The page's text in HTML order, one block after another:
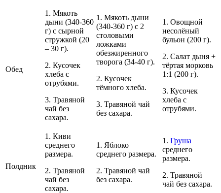
Обед
1. Мякоть
дыни (340-360
г) с сырной
стружкой (20
– 30 г).
2. Кусочек
хлеба с
отрубями.
3. Травяной
чай без
сахара.
1. Мякоть дыни
(340-360 г) с 2
столовыми
ложками
обезжиренного
творога (34-40 г).
2. Кусочек
тёмного хлеба.
3. Травяной чай
без сахара.
1. Овощной
несолёный
бульон (200 г).
2. Салат дыня +
тёртая морковь
1:1 (200 г).
3. Кусочек
хлеба с
отрубями.
Полдник
1. Киви
среднего
размера.
2. Травяной
чай без
сахара.
1. Яблоко
среднего размера.
2. Травяной чай
без сахара.
1. Груша
среднего
размера.
2. Травяной
чай без сахара.